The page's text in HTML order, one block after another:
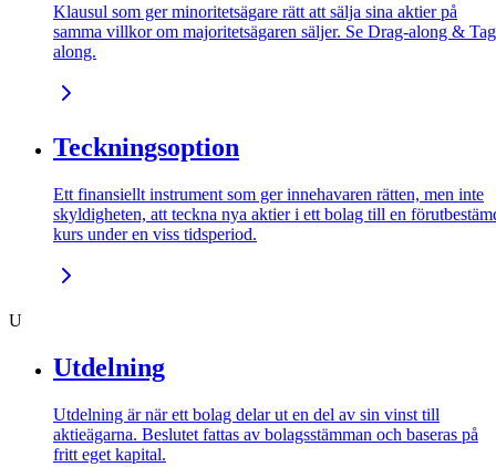
Klausul som ger minoritetsägare rätt att sälja sina aktier på
samma villkor om majoritetsägaren säljer. Se Drag-along &
along.
Teckningsoption
Ett finansiellt instrument som ger innehavaren rätten, men inte
skyldigheten, att teckna nya aktier i ett bolag till en
kurs under en viss tidsperiod.
U
Utdelning
Utdelning är när ett bolag delar ut en del av sin vinst till
aktieägarna. Beslutet fattas av bolagsstämman och baseras på
fritt eget kapital.